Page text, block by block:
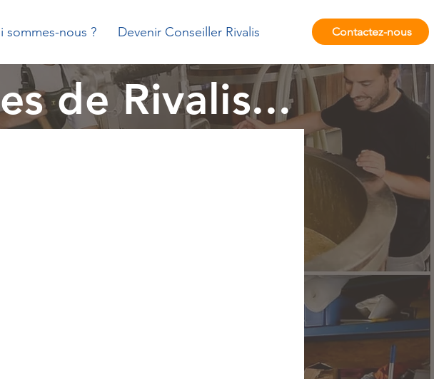
sommes-nous ? Devenir Conseiller Rivalis Contactez-nous
de Rivalis...